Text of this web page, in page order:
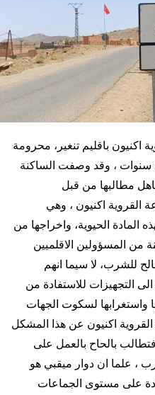
اكنيون باقليم تنغير، محرومة
سنوات ، وقد وصفت الساكنة
مطالبها من قبل
القروية اكنيون ، وهي
المادة الحيوية، واخراجها من
من المسؤولين الاقلميين
للشرب، لا سيما انهم
التجهيزات للاستفادة من
واستغرابها لسكوت الجهات
اكنيون عن هذا المشكل
بالحاح بالعمل على
، علما ان دوار ميقبي هو
على مستوى الجماعات